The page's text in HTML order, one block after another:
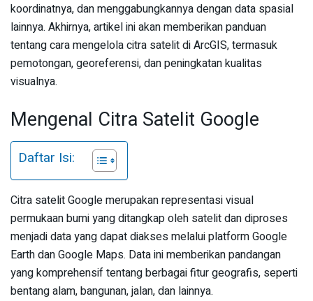
koordinatnya, dan menggabungkannya dengan data spasial
lainnya. Akhirnya, artikel ini akan memberikan panduan
tentang cara mengelola citra satelit di ArcGIS, termasuk
pemotongan, georeferensi, dan peningkatan kualitas
visualnya.
Mengenal Citra Satelit Google
Daftar Isi:
Citra satelit Google merupakan representasi visual
permukaan bumi yang ditangkap oleh satelit dan diproses
menjadi data yang dapat diakses melalui platform Google
Earth dan Google Maps. Data ini memberikan pandangan
yang komprehensif tentang berbagai fitur geografis, seperti
bentang alam, bangunan, jalan, dan lainnya.